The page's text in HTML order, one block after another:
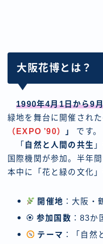
大阪花博とは？
1990年4月1日から9
緑地を舞台に開催され
（EXPO ’90）
」
です。
「 自然と人間の共生
国際機関が参加。半年
本中に「花と緑の文化」
開催地 ：大阪・
🏵 参加国数 ：83か
テーマ ：「自然